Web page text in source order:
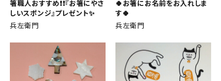
箸職人おすすめ❗❗『お箸にやさ
しいスポンジ』プレゼント✨
兵左衛門
🍀お箸にお名前をお入れしま
す🍀
兵左衛門